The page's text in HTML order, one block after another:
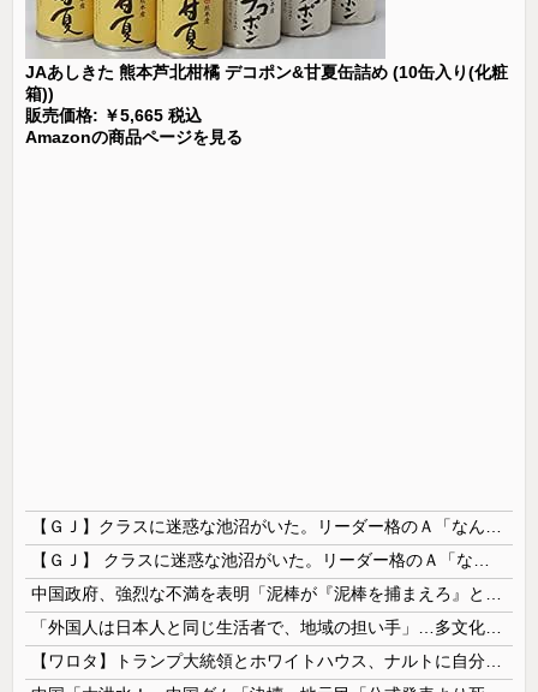
JAあしきた 熊本芦北柑橘 デコポン&甘夏缶詰め (10缶入り(化粧
箱))
販売価格: ￥5,665 税込
Amazonの商品ページを見る